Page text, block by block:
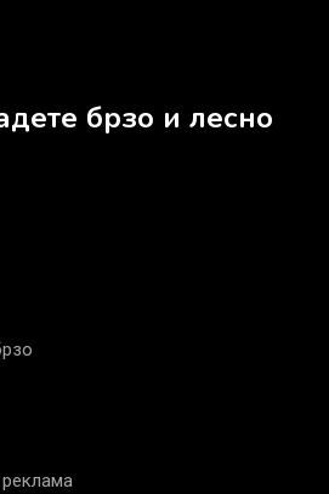
брзо и лесно
реклама